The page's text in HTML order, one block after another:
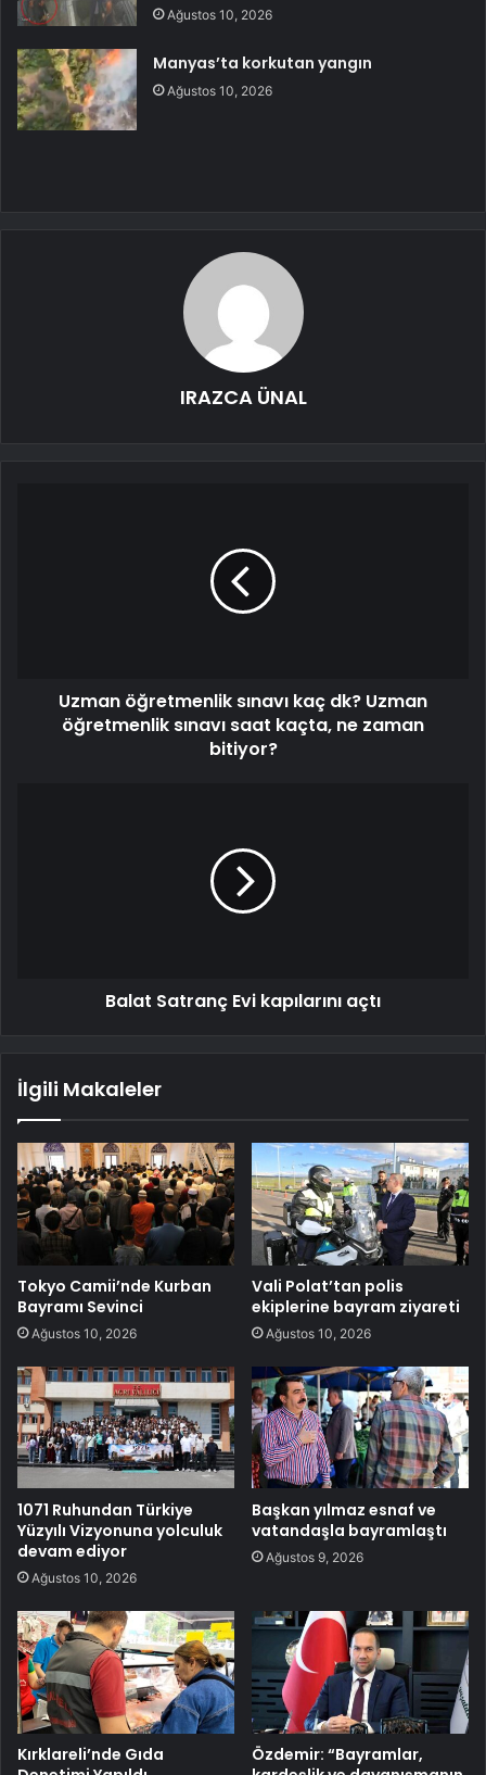
Ağustos 10, 2026
Manyas’ta korkutan yangın
Ağustos 10, 2026
IRAZCA ÜNAL
Uzman öğretmenlik sınavı kaç dk? Uzman
öğretmenlik sınavı saat kaçta, ne zaman
bitiyor?
Balat Satranç Evi kapılarını açtı
İlgili Makaleler
Tokyo Camii’nde Kurban
Bayramı Sevinci
Ağustos 10, 2026
Vali Polat’tan polis
ekiplerine bayram ziyareti
Ağustos 10, 2026
1071 Ruhundan Türkiye
Yüzyılı Vizyonuna yolculuk
devam ediyor
Ağustos 10, 2026
Başkan yılmaz esnaf ve
vatandaşla bayramlaştı
Ağustos 9, 2026
Kırklareli’nde Gıda
Özdemir: “Bayramlar,